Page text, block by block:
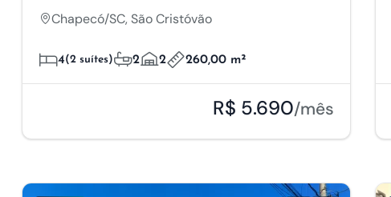
Chapecó/SC, São Cristóvão
4(2 suítes) 2 2 260,00 m²
R$ 5.690/mês